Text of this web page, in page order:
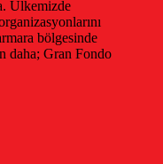
Ülkemizde
bölgesinde
daha; Gran Fondo